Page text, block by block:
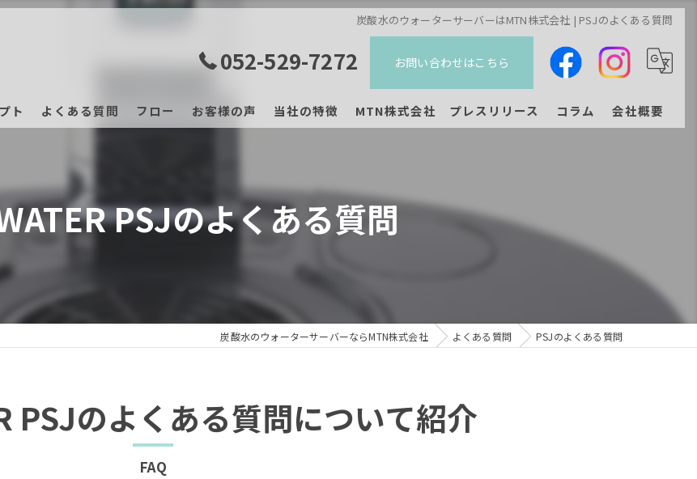
炭酸水のウォーターサーバーはMTN株式会社 | PSJのよくある質問
052-529-7272 お問い合わせはこちら
ト よくある質問 フロー お客様の声 当社の特徴
レンタル
サブスク
業務用
MTN株式会社 プレスリリース コラム 会社概要
PSJのよくある質問
炭酸水のウォーターサーバーならMTN株式会社 よくある質問 PSJのよくある質問
FAQ
PSJのよくある質問について紹介